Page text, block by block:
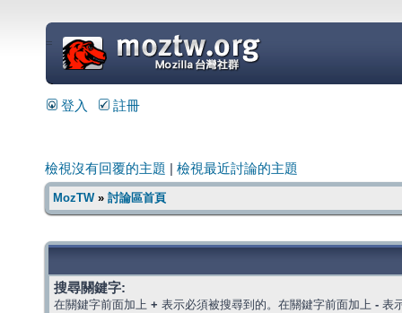
=
登入 註冊
檢視沒有回覆的主題 檢視最近討論的主題
MozTW» 討論區首頁
搜尋關鍵字:
在關鍵字前面加上 + 表示必須被搜尋到的。在關鍵字前面加上 - 表